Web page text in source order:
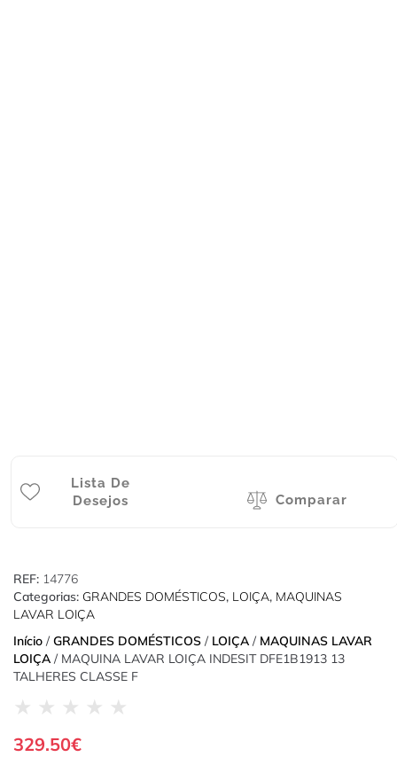
Lista De
Desejos
Comparar
REF: 14776
Categorias: GRANDES DOMÉSTICOS, LOIÇA, MAQUINAS
LAVAR LOIÇA
Início / GRANDES DOMÉSTICOS / LOIÇA / MAQUINAS LAVAR
LOIÇA / MAQUINA LAVAR LOIÇA INDESIT DFE1B1913 13
TALHERES CLASSE F
★ ★ ★ ★ ★
329.50€